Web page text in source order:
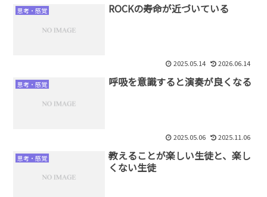
思考・感覚 ROCKの寿命が近づいている
2025.05.14 2026.06.14
思考・感覚 呼吸を意識すると演奏が良くなる
2025.05.06 2025.11.06
思考・感覚
教えることが楽しい生徒と、楽し
くない生徒